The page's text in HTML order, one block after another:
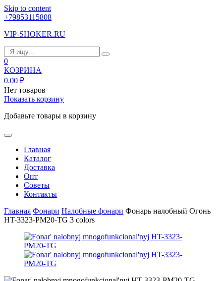
Skip to content
+79853115808
VIP-SHOKER.RU
0
КОЗРИНА
0.00 ₽
Нет товаров
Показать корзину
Добавьте товары в корзину
Главная
Каталог
Доставка
Опт
Советы
Контакты
Главная Фонари Налобные фонари Фонарь налобный Огонь
HT-3323-PM20-TG 3 colors